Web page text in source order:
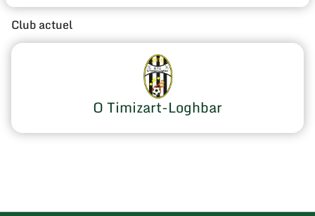
Club actuel
O Timizart-Loghbar